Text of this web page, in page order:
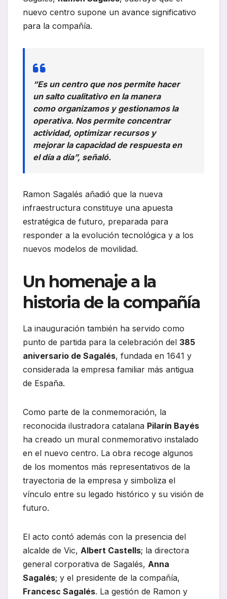
nuevo centro supone un avance significativo
para la compañía.
“Es un centro que nos permite hacer
un salto cualitativo en la manera
como organizamos y gestionamos la
operativa. Nos permite concentrar
actividad, optimizar recursos y
mejorar la capacidad de respuesta en
el día a día”, señaló.
Ramon Sagalés añadió que la nueva
infraestructura constituye una apuesta
estratégica de futuro, preparada para
responder a la evolución tecnológica y a los
nuevos modelos de movilidad.
Un homenaje a la
historia de la compañía
La inauguración también ha servido como
punto de partida para la celebración del 385
aniversario de Sagalés, fundada en 1641 y
considerada la empresa familiar más antigua
de España.
Como parte de la conmemoración, la
reconocida ilustradora catalana Pilarín Bayés
ha creado un mural conmemorativo instalado
en el nuevo centro. La obra recoge algunos
de los momentos más representativos de la
trayectoria de la empresa y simboliza el
vínculo entre su legado histórico y su visión de
futuro.
El acto contó además con la presencia del
alcalde de Vic, Albert Castells; la directora
general corporativa de Sagalés, Anna
Sagalés; y el presidente de la compañía,
Francesc Sagalés. La gestión de Ramon y